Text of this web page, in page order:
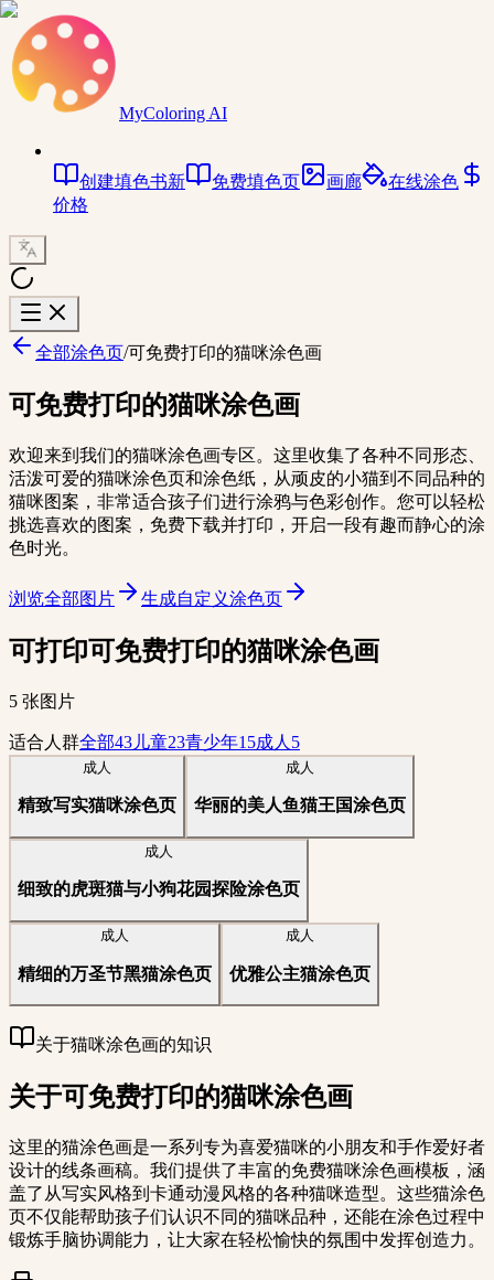
MyColoring AI
创建填色书新 免费填色页 画廊
在线涂色
价格
全部涂色页/可免费打印的猫咪涂色画
可免费打印的猫咪涂色画
欢迎来到我们的猫咪涂色画专区。这里收集了各种不同形态、
活泼可爱的猫咪涂色页和涂色纸，从顽皮的小猫到不同品种的
猫咪图案，非常适合孩子们进行涂鸦与色彩创作。您可以轻松
挑选喜欢的图案，免费下载并打印，开启一段有趣而静心的涂
色时光。
浏览全部图片 生成自定义涂色页
可打印可免费打印的猫咪涂色画
5 张图片
适合人群全部43 儿童23青少年15成人 5
成人
精致写实猫咪涂色页
成人
华丽的美人鱼猫王国涂色页
成人
细致的虎斑猫与小狗花园探险涂色页
成人
精细的万圣节黑猫涂色页
成人
优雅公主猫涂色页
关于猫咪涂色画的知识
关于可免费打印的猫咪涂色画
这里的猫涂色画是一系列专为喜爱猫咪的小朋友和手作爱好者
设计的线条画稿。我们提供了丰富的免费猫咪涂色画模板，涵
盖了从写实风格到卡通动漫风格的各种猫咪造型。这些猫涂色
页不仅能帮助孩子们认识不同的猫咪品种，还能在涂色过程中
锻炼手脑协调能力，让大家在轻松愉快的氛围中发挥创造力。